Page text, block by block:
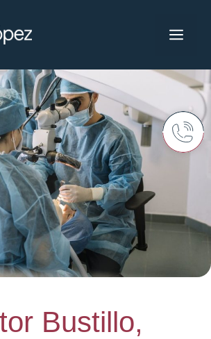
Bustillo,